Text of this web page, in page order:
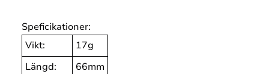
Speficikationer:
Vikt:
17g
Längd:
66mm